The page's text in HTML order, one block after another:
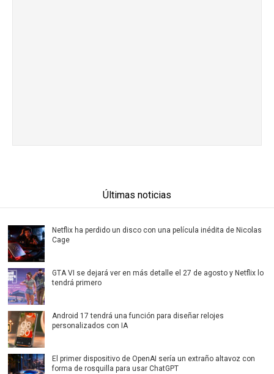
Últimas noticias
Netflix ha perdido un disco con una película inédita de Nicolas
Cage
GTA VI se dejará ver en más detalle el 27 de agosto y Netflix lo
tendrá primero
Android 17 tendrá una función para diseñar relojes
personalizados con IA
El primer dispositivo de OpenAI sería un extraño altavoz con
forma de rosquilla para usar ChatGPT